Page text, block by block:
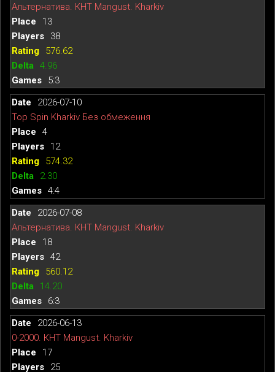
Альтернатива. КНТ Mangust. Kharkiv
13
38
576.62
4.96
5:3
2026-07-10
Top Spin Kharkiv Без обмеження
4
12
574.32
2.30
4:4
2026-07-08
Альтернатива. КНТ Mangust. Kharkiv
18
42
560.12
14.20
6:3
2026-06-13
0-2000. КНТ Mangust. Kharkiv
17
25